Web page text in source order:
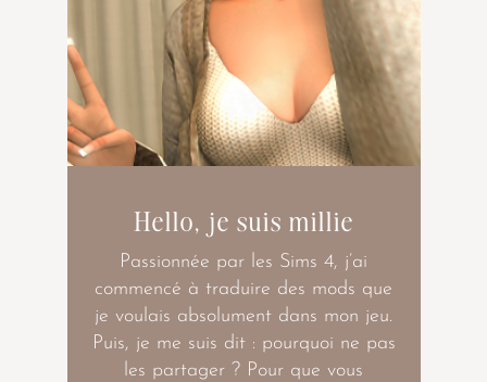
Hello, je suis millie
Passionnée par les Sims 4, j’ai
commencé à traduire des mods que
je voulais absolument dans mon jeu.
Puis, je me suis dit : pourquoi ne pas
les partager ? Pour que vous